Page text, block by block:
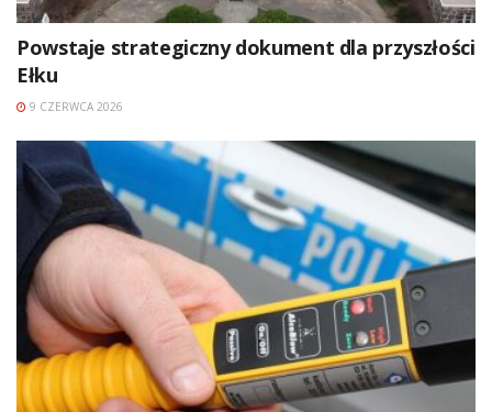
Powstaje strategiczny dokument dla przyszłości
Ełku
9 CZERWCA 2026